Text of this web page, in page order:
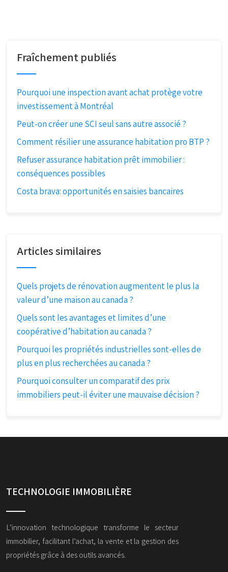
Fraîchement publiés
Pourquoi une inspection avant achat protège votre
investissement à Montréal
Peut-on créer une SCI seul sans autre associé ?
Comment résilier une assurance habitation pro BTP ?
Refuser assurance habitation prêt immobilier :
conséquences possibles
Costa brava: opportunités en saisies bancaires
Articles similaires
Quels projets de rénovation augmentent le plus la
valeur d’une maison au canada ?
Quels sont les avantages et limites d’une
coopérative d’habitation au canada ?
Pourquoi les propriétés industrielles sont-elles de
plus en plus recherchées au canada ?
Pourquoi consulter un comparatif des prix
immobiliers peut-il éviter une mauvaise décision ?
TECHNOLOGIE IMMOBILIÈRE
L’innovation technologique transforme le secteur
immobilier, facilitant l’achat, la vente et la gestion des
propriétés grâce à des outils avancés.